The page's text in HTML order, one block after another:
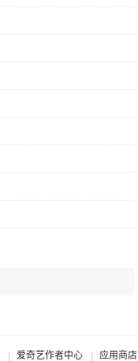
爱奇艺作者中心 应用商店